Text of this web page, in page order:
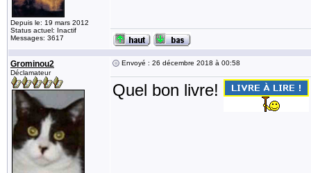
Depuis le: 19 mars 2012
Status actuel: Inactif
Messages: 3617
Grominou2
Déclamateur
Envoyé : 26 décembre 2018 à 00:58
Quel bon livre!